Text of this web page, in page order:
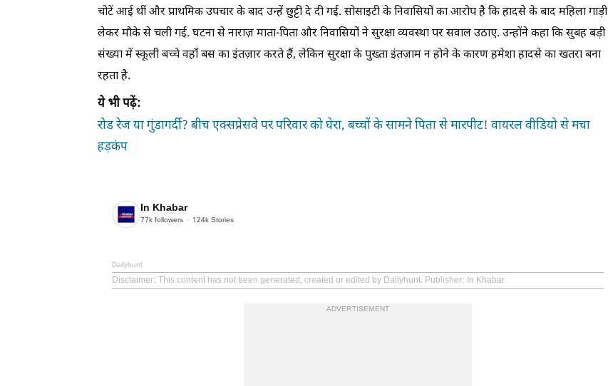
चोटें आई थीं और प्राथमिक उपचार के बाद उन्हें छुट्टी दे दी गई. सोसाइटी के निवासियों का आरोप है कि हादसे के बाद महिला गाड़ी
लेकर मौके से चली गई. घटना से नाराज़ माता-पिता और निवासियों ने सुरक्षा व्यवस्था पर सवाल उठाए. उन्होंने कहा कि सुबह बड़ी
संख्या में स्कूली बच्चे वहाँ बस का इंतज़ार करते हैं, लेकिन सुरक्षा के पुख्ता इंतज़ाम न होने के कारण हमेशा हादसे का खतरा बना
रहता है.
ये भी पढ़ें:
रोड रेज या गुंडागर्दी? बीच एक्सप्रेसवे पर परिवार को घेरा, बच्चों के सामने पिता से मारपीट! वायरल वीडियो से मचा
हड़कंप
In Khabar
77k followers 124k Stories
Dailyhunt
Disclaimer: This content has not been generated, created or edited by Dailyhunt. Publisher: In Khabar
ADVERTISEMENT